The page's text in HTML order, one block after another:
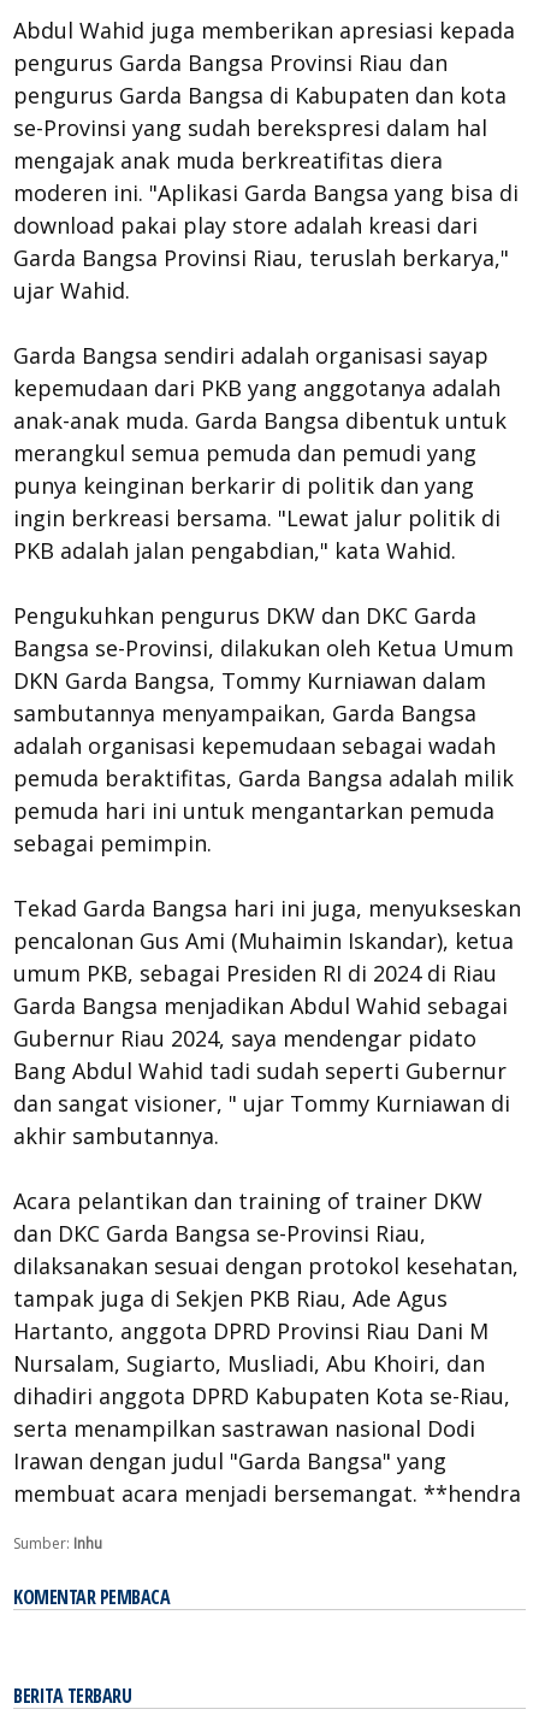
Abdul Wahid juga memberikan apresiasi kepada
pengurus Garda Bangsa Provinsi Riau dan
pengurus Garda Bangsa di Kabupaten dan kota
se-Provinsi yang sudah berekspresi dalam hal
mengajak anak muda berkreatifitas diera
moderen ini. "Aplikasi Garda Bangsa yang bisa di
download pakai play store adalah kreasi dari
Garda Bangsa Provinsi Riau, teruslah berkarya,"
ujar Wahid.
Garda Bangsa sendiri adalah organisasi sayap
kepemudaan dari PKB yang anggotanya adalah
anak-anak muda. Garda Bangsa dibentuk untuk
merangkul semua pemuda dan pemudi yang
punya keinginan berkarir di politik dan yang
ingin berkreasi bersama. "Lewat jalur politik di
PKB adalah jalan pengabdian," kata Wahid.
Pengukuhkan pengurus DKW dan DKC Garda
Bangsa se-Provinsi, dilakukan oleh Ketua Umum
DKN Garda Bangsa, Tommy Kurniawan dalam
sambutannya menyampaikan, Garda Bangsa
adalah organisasi kepemudaan sebagai wadah
pemuda beraktifitas, Garda Bangsa adalah milik
pemuda hari ini untuk mengantarkan pemuda
sebagai pemimpin.
Tekad Garda Bangsa hari ini juga, menyukseskan
pencalonan Gus Ami (Muhaimin Iskandar), ketua
umum PKB, sebagai Presiden RI di 2024 di Riau
Garda Bangsa menjadikan Abdul Wahid sebagai
Gubernur Riau 2024, saya mendengar pidato
Bang Abdul Wahid tadi sudah seperti Gubernur
dan sangat visioner, " ujar Tommy Kurniawan di
akhir sambutannya.
Acara pelantikan dan training of trainer DKW
dan DKC Garda Bangsa se-Provinsi Riau,
dilaksanakan sesuai dengan protokol kesehatan,
tampak juga di Sekjen PKB Riau, Ade Agus
Hartanto, anggota DPRD Provinsi Riau Dani M
Nursalam, Sugiarto, Musliadi, Abu Khoiri, dan
dihadiri anggota DPRD Kabupaten Kota se-Riau,
serta menampilkan sastrawan nasional Dodi
Irawan dengan judul "Garda Bangsa" yang
membuat acara menjadi bersemangat. **hendra
Sumber: Inhu
KOMENTAR PEMBACA
BERITA TERBARU